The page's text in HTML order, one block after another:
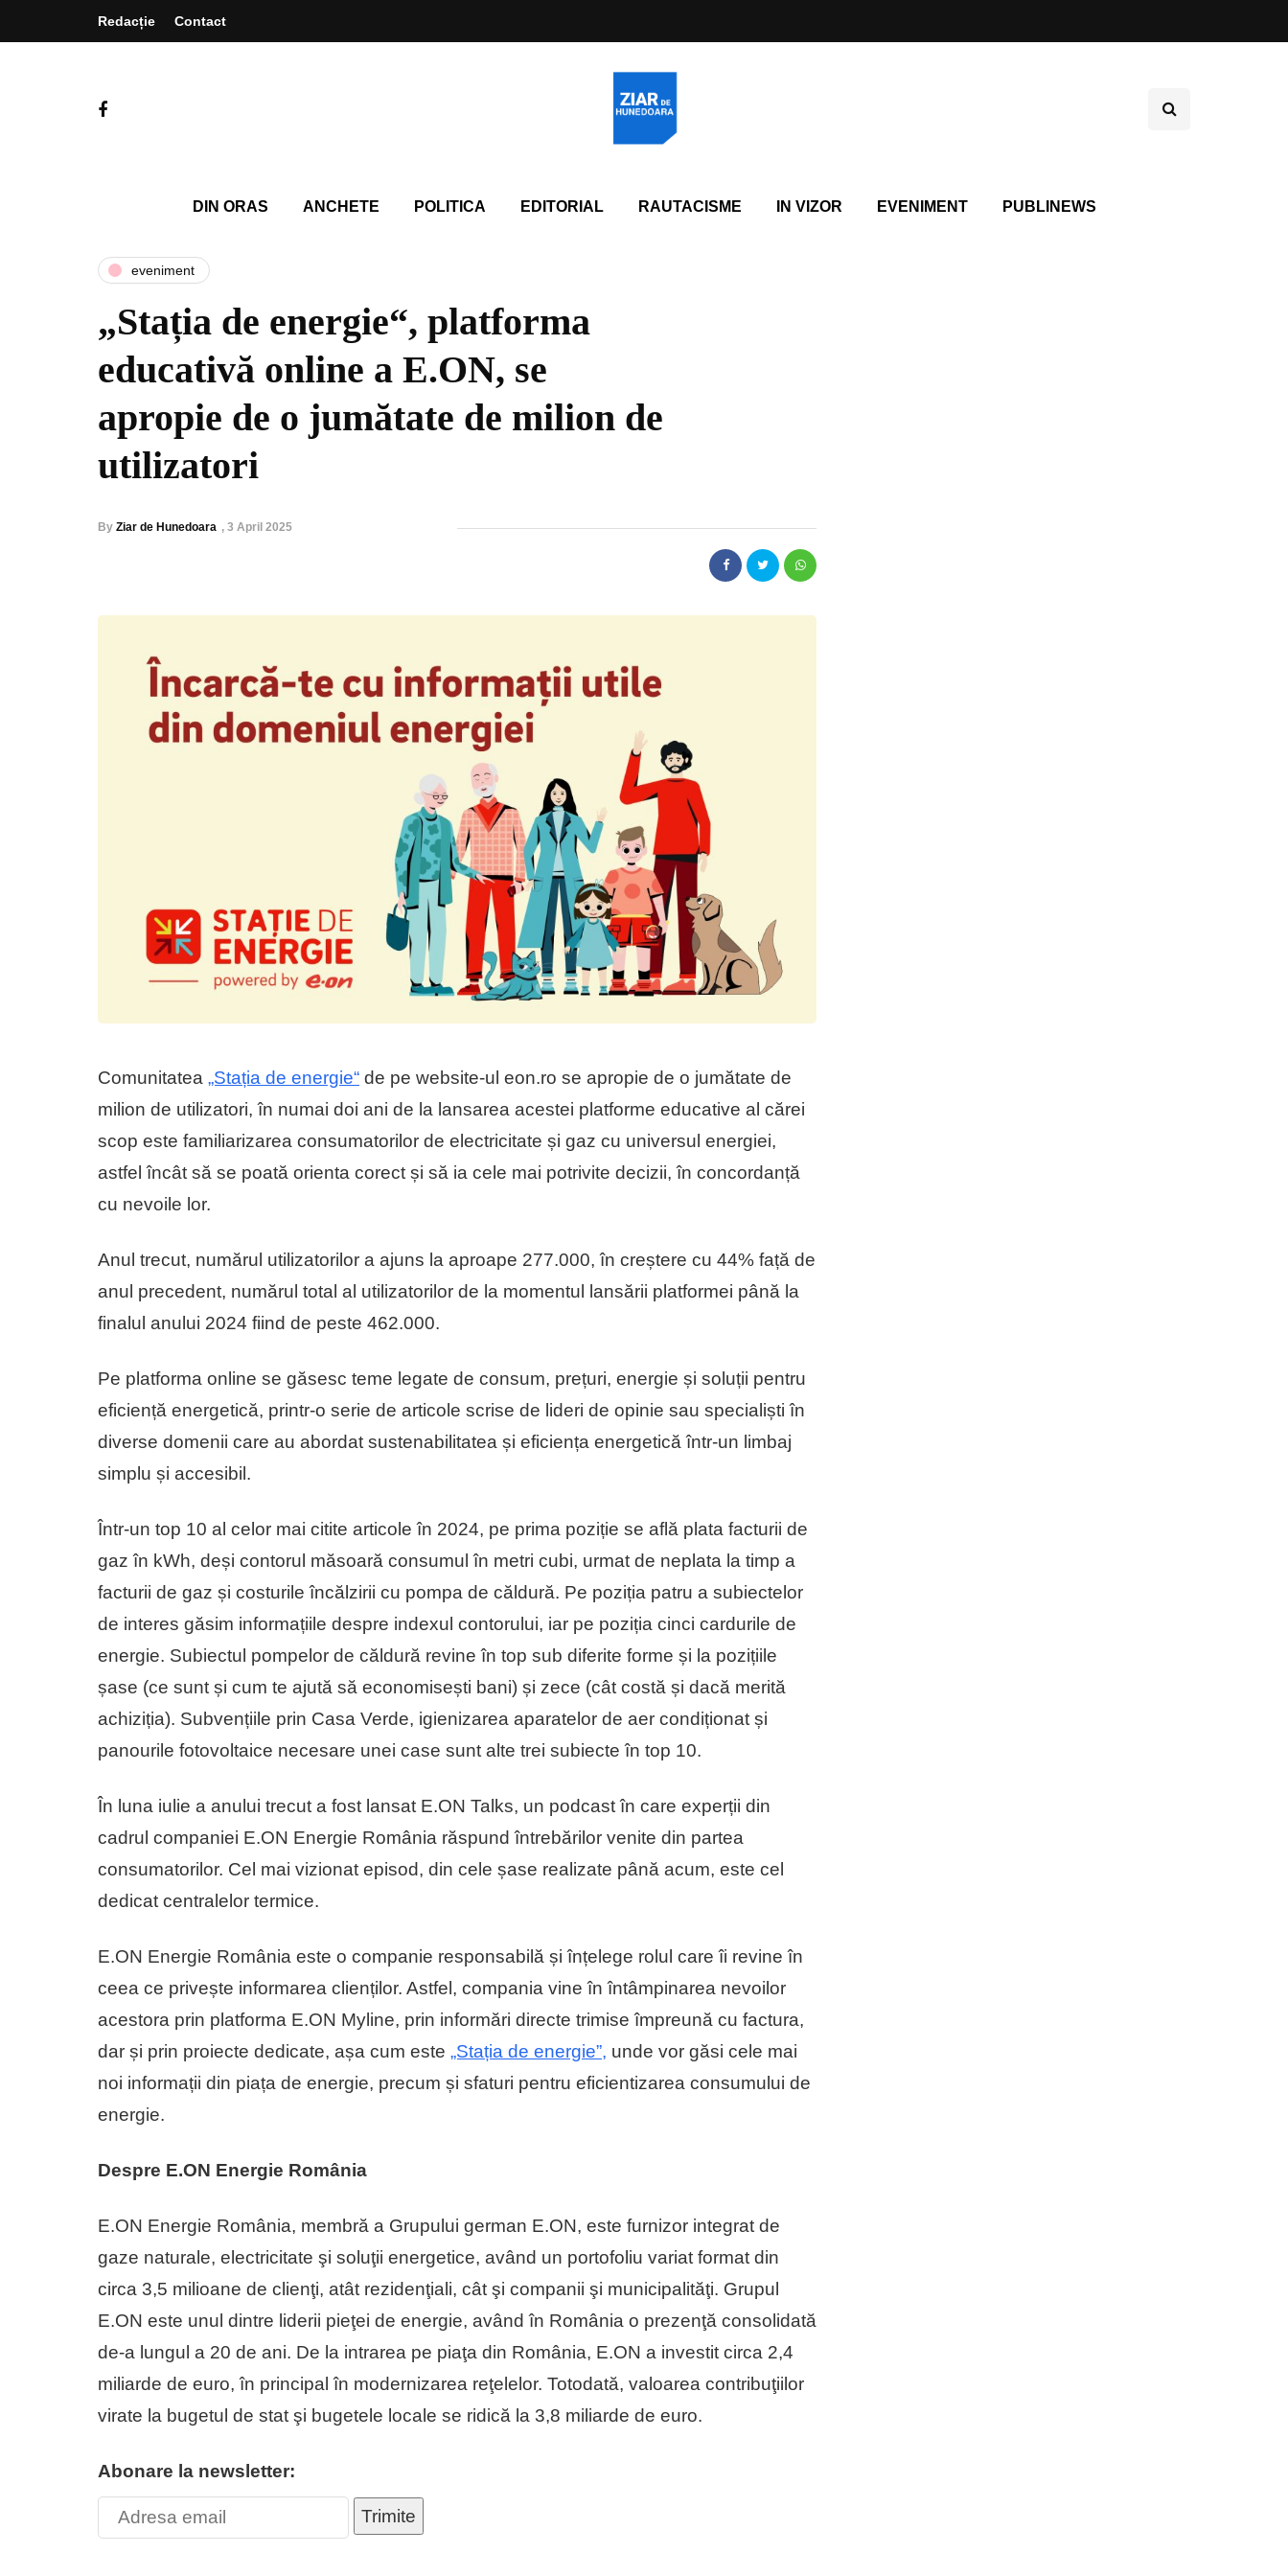
Redacție Contact
DIN ORAS ANCHETE POLITICA EDITORIAL RAUTACISME IN VIZOR EVENIMENT PUBLINEWS
eveniment
„Stația de energie“, platforma
educativă online a E.ON, se
apropie de o jumătate de milion de
utilizatori
By Ziar de Hunedoara , 3 April 2025
Comunitatea „Stația de energie“ de pe website-ul eon.ro se apropie de o jumătate de
milion de utilizatori, în numai doi ani de la lansarea acestei platforme educative al cărei
scop este familiarizarea consumatorilor de electricitate și gaz cu universul energiei,
astfel încât să se poată orienta corect și să ia cele mai potrivite decizii, în concordanță
cu nevoile lor.
Anul trecut, numărul utilizatorilor a ajuns la aproape 277.000, în creștere cu 44% față de
anul precedent, numărul total al utilizatorilor de la momentul lansării platformei până la
finalul anului 2024 fiind de peste 462.000.
Pe platforma online se găsesc teme legate de consum, prețuri, energie și soluții pentru
eficiență energetică, printr-o serie de articole scrise de lideri de opinie sau specialiști în
diverse domenii care au abordat sustenabilitatea și eficiența energetică într-un limbaj
simplu și accesibil.
Într-un top 10 al celor mai citite articole în 2024, pe prima poziție se află plata facturii de
gaz în kWh, deși contorul măsoară consumul în metri cubi, urmat de neplata la timp a
facturii de gaz și costurile încălzirii cu pompa de căldură. Pe poziția patru a subiectelor
de interes găsim informațiile despre indexul contorului, iar pe poziția cinci cardurile de
energie. Subiectul pompelor de căldură revine în top sub diferite forme și la pozițiile
șase (ce sunt și cum te ajută să economisești bani) și zece (cât costă și dacă merită
achiziția). Subvențiile prin Casa Verde, igienizarea aparatelor de aer condiționat și
panourile fotovoltaice necesare unei case sunt alte trei subiecte în top 10.
În luna iulie a anului trecut a fost lansat E.ON Talks, un podcast în care experții din
cadrul companiei E.ON Energie România răspund întrebărilor venite din partea
consumatorilor. Cel mai vizionat episod, din cele șase realizate până acum, este cel
dedicat centralelor termice.
E.ON Energie România este o companie responsabilă și înțelege rolul care îi revine în
ceea ce privește informarea clienților. Astfel, compania vine în întâmpinarea nevoilor
acestora prin platforma E.ON Myline, prin informări directe trimise împreună cu factura,
dar și prin proiecte dedicate, așa cum este „Stația de energie”, unde vor găsi cele mai
noi informații din piața de energie, precum și sfaturi pentru eficientizarea consumului de
energie.
Despre E.ON Energie România
E.ON Energie România, membră a Grupului german E.ON, este furnizor integrat de
gaze naturale, electricitate şi soluţii energetice, având un portofoliu variat format din
circa 3,5 milioane de clienţi, atât rezidenţiali, cât şi companii şi municipalităţi. Grupul
E.ON este unul dintre liderii pieţei de energie, având în România o prezenţă consolidată
de-a lungul a 20 de ani. De la intrarea pe piaţa din România, E.ON a investit circa 2,4
miliarde de euro, în principal în modernizarea reţelelor. Totodată, valoarea contribuţiilor
virate la bugetul de stat şi bugetele locale se ridică la 3,8 miliarde de euro.
Abonare la newsletter:
Trimite